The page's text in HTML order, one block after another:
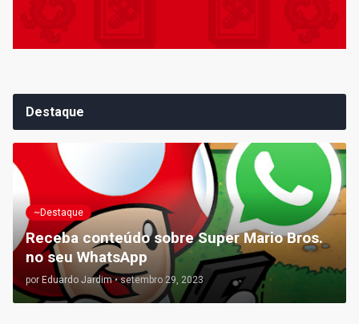
Destaque
~Destaque
Receba conteúdo sobre Super Mario Bros.
no seu WhatsApp
por Eduardo Jardim • setembro 29, 2023